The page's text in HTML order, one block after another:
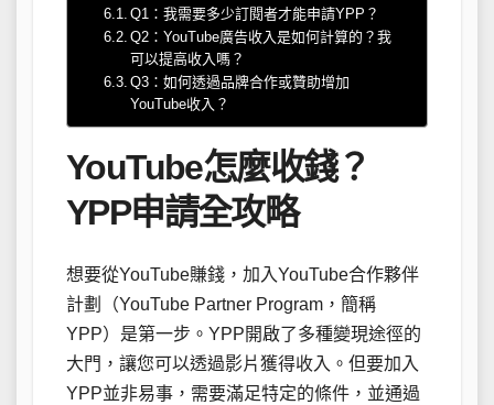
Q1：我需要多少訂閱者才能申請YPP？
Q2：YouTube廣告收入是如何計算的？我
可以提高收入嗎？
Q3：如何透過品牌合作或贊助增加
YouTube收入？
YouTube怎麼收錢？
YPP申請全攻略
想要從YouTube賺錢，加入YouTube合作夥伴
計劃（YouTube Partner Program，簡稱
YPP）是第一步。YPP開啟了多種變現途徑的
大門，讓您可以透過影片獲得收入。但要加入
YPP並非易事，需要滿足特定的條件，並通過